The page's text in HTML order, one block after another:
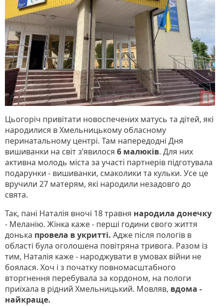
Цьогоріч привітати новоспечених матусь та дітей, які
народилися в Хмельницькому обласному
перинатальному центрі. Там напередодні Дня
вишиванки на світ з’явилося 6 малюків. Для них
активна молодь міста за участі партнерів підготувала
подарунки - вишиванки, смаколики та кульки. Усе це
вручили 27 матерям, які народили незадовго до
свята.
Так, пані Наталія вночі 18 травня народила донечку
- Меланію. Жінка каже - перші години свого життя
донька провела в укритті. Адже після пологів в
області була оголошена повітряна тривога. Разом із
тим, Наталія каже - народжувати в умовах війни не
боялася. Хоч і з початку повномасштабного
вторгнення перебувала за кордоном, на пологи
приїхала в рідний Хмельницький. Мовляв, вдома -
найкраще.